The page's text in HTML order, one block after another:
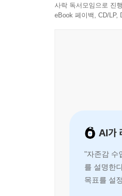
솟아나진 않는다.
행동에 영향을 미쳐
이 책은 자존감 낮
저자는 먼저 자존
사람’ ‘끊임없이
연관성을 분석하
페이지마다 쏟아
사락 독서모임으로 진
eBook 페이백, CD/LP,
AI가
"자존감 수
를 설명한
목표를 설